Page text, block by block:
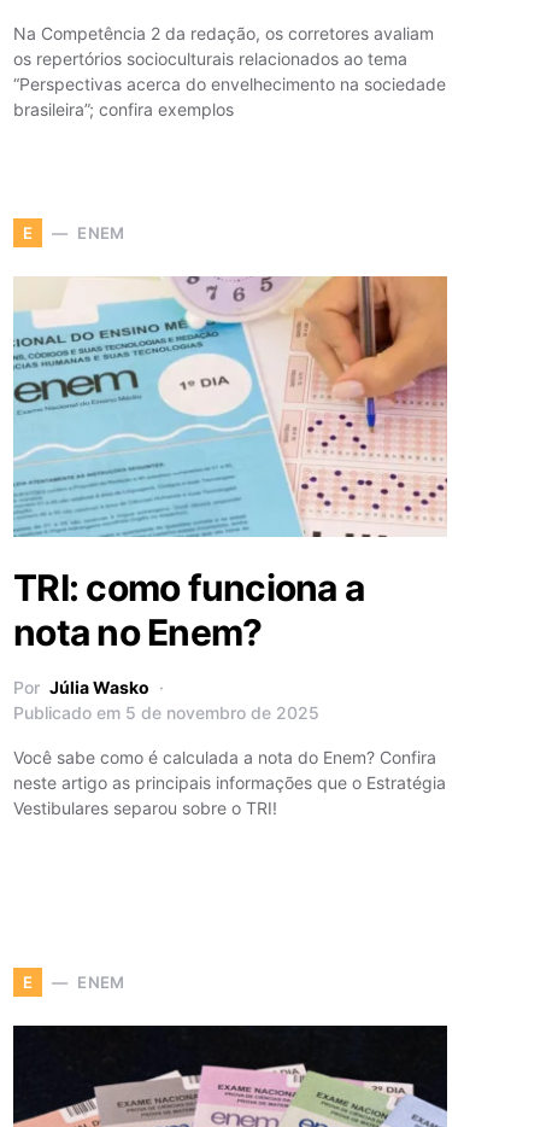
Na Competência 2 da redação, os corretores avaliam
os repertórios socioculturais relacionados ao tema
“Perspectivas acerca do envelhecimento na sociedade
brasileira”; confira exemplos
E ENEM
TRI: como funciona a
nota no Enem?
Por Júlia Wasko
Publicado em 5 de novembro de 2025
Você sabe como é calculada a nota do Enem? Confira
neste artigo as principais informações que o Estratégia
Vestibulares separou sobre o TRI!
E ENEM